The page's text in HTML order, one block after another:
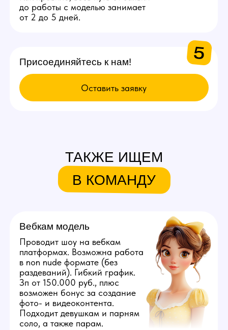
Политика конфиденциальности
Все города Грузии
Все города Казахстана
Города других стран
©️ 2026 Youmaybe | Все права защищены
Узнай больше в нашем боте!
Мы находимся:
Россия, Ставропольский край,
Связаться с нами: